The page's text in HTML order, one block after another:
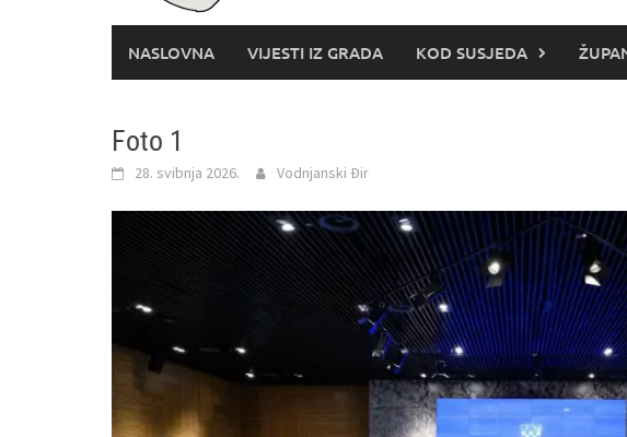
NASLOVNA VIJESTI IZ GRADA KOD SUSJEDA
Foto 1
28. svibnja 2026. Vodnjanski Đir